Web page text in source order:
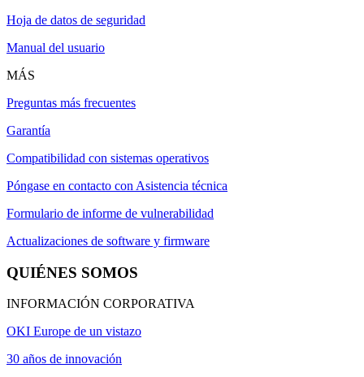
Hoja de datos de seguridad
Manual del usuario
MÁS
Preguntas más frecuentes
Garantía
Compatibilidad con sistemas operativos
Póngase en contacto con Asistencia técnica
Formulario de informe de vulnerabilidad
Actualizaciones de software y firmware
QUIÉNES SOMOS
INFORMACIÓN CORPORATIVA
OKI Europe de un vistazo
30 años de innovación